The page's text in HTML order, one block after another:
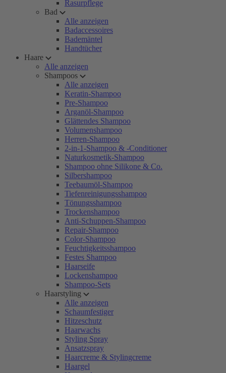
Rasurpflege
Bad
Alle anzeigen
Badaccessoires
Bademäntel
Handtücher
Haare
Alle anzeigen
Shampoos
Alle anzeigen
Keratin-Shampoo
Pre-Shampoo
Arganöl-Shampoo
Glättendes Shampoo
Volumenshampoo
Herren-Shampoo
2-in-1-Shampoo & -Conditioner
Naturkosmetik-Shampoo
Shampoo ohne Silikone & Co.
Silbershampoo
Teebaumöl-Shampoo
Tiefenreinigungsshampoo
Tönungsshampoo
Trockenshampoo
Anti-Schuppen-Shampoo
Repair-Shampoo
Color-Shampoo
Feuchtigkeitsshampoo
Festes Shampoo
Haarseife
Lockenshampoo
Shampoo-Sets
Haarstyling
Alle anzeigen
Schaumfestiger
Hitzeschutz
Haarwachs
Styling Spray
Ansatzspray
Haarcreme & Stylingcreme
Haargel